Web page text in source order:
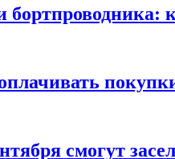
бортпроводника:
смогут